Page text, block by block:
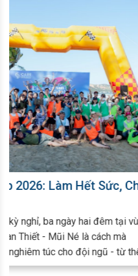
EcoWash HCMC
Lực Tiếng Anh
Nhân Viên
Trong bối cảnh hội nhập
càng chuyên nghiệp,
năng, mà đã trở thành
nhân viên (CBNV) nâng